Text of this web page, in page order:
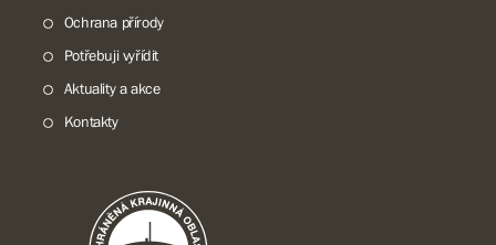
Ochrana přírody
Potřebuji vyřídit
Aktuality a akce
Kontakty